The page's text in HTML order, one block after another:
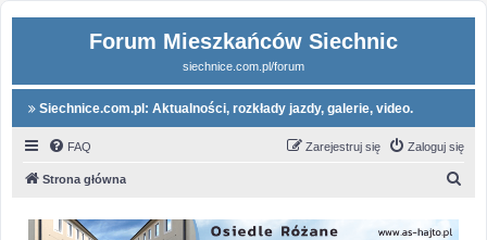
Forum Mieszkańców Siechnic
siechnice.com.pl/forum
Siechnice.com.pl: Aktualności, rozkłady jazdy, galerie, video.
FAQ Zaloguj się
Zarejestruj się
Strona główna